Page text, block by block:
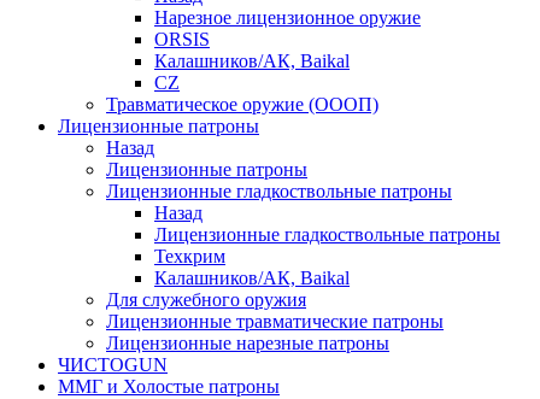
Нарезное лицензионное оружие
ORSIS
Калашников/АК, Baikal
CZ
Травматическое оружие (ОООП)
Лицензионные патроны
Назад
Лицензионные патроны
Лицензионные гладкоствольные патроны
Назад
Лицензионные гладкоствольные патроны
Техкрим
Калашников/АК, Baikal
Для служебного оружия
Лицензионные травматические патроны
Лицензионные нарезные патроны
ЧИСТОGUN
ММГ и Холостые патроны